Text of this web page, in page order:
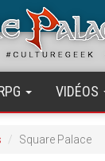
VIDÉOS
Square Palace